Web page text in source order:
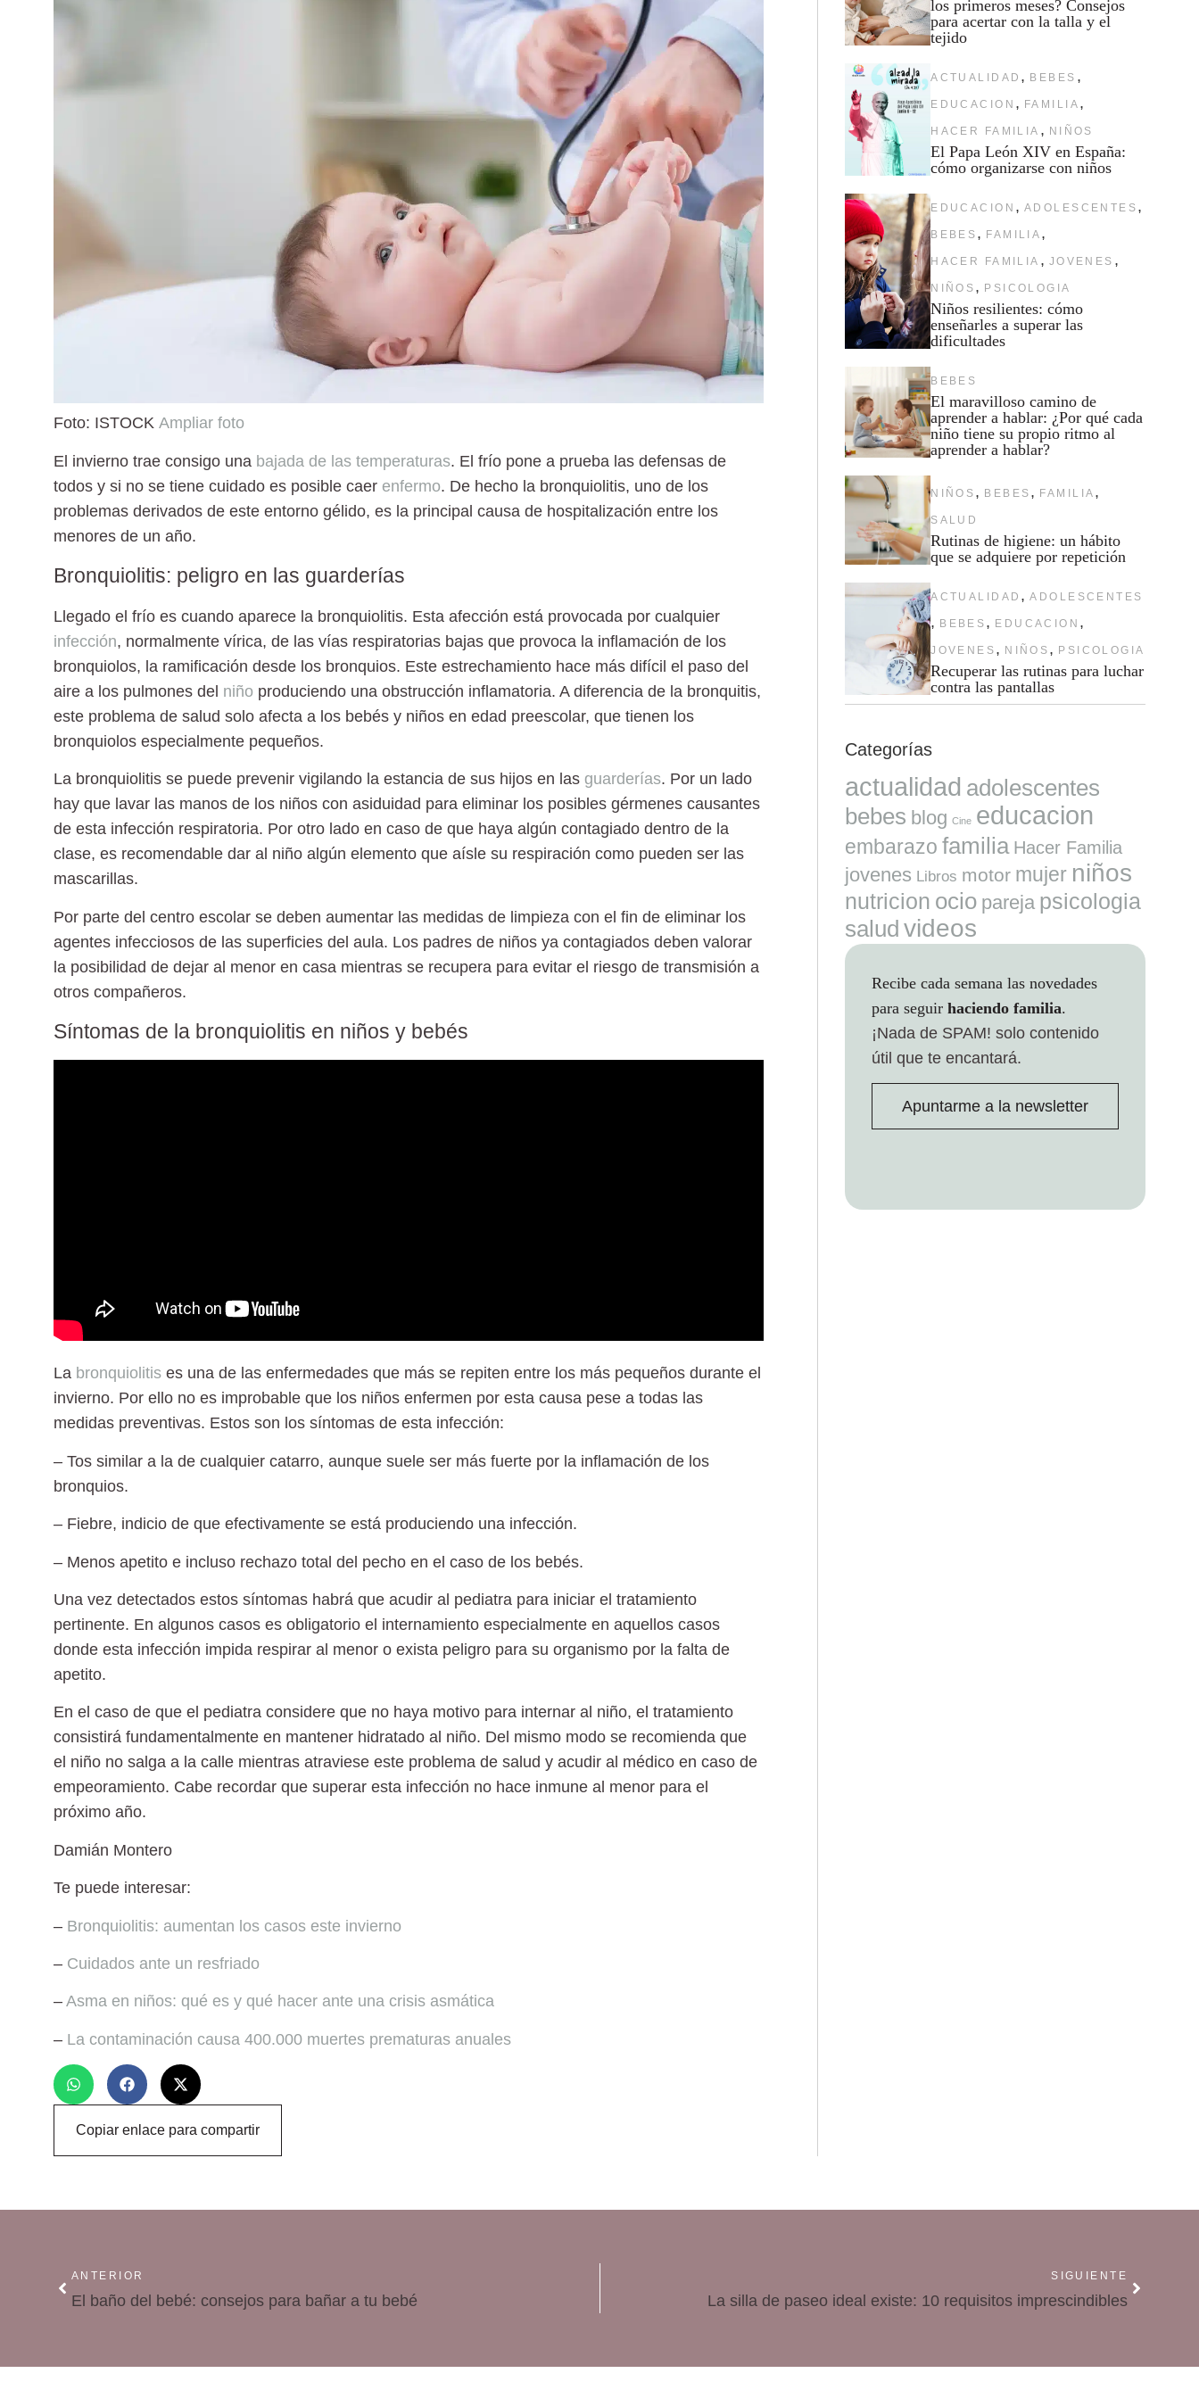
Foto: ISTOCK Ampliar foto
El invierno trae consigo una bajada de las temperaturas. El frío pone a prueba las defensas de
todos y si no se tiene cuidado es posible caer enfermo. De hecho la bronquiolitis, uno de los
problemas derivados de este entorno gélido, es la principal causa de hospitalización entre los
menores de un año.
Bronquiolitis: peligro en las guarderías
Llegado el frío es cuando aparece la bronquiolitis. Esta afección está provocada por cualquier
infección, normalmente vírica, de las vías respiratorias bajas que provoca la inflamación de los
bronquiolos, la ramificación desde los bronquios. Este estrechamiento hace más difícil el paso del
aire a los pulmones del niño produciendo una obstrucción inflamatoria. A diferencia de la bronquitis,
este problema de salud solo afecta a los bebés y niños en edad preescolar, que tienen los
bronquiolos especialmente pequeños.
La bronquiolitis se puede prevenir vigilando la estancia de sus hijos en las guarderías. Por un lado
hay que lavar las manos de los niños con asiduidad para eliminar los posibles gérmenes causantes
de esta infección respiratoria. Por otro lado en caso de que haya algún contagiado dentro de la
clase, es recomendable dar al niño algún elemento que aísle su respiración como pueden ser las
mascarillas.
Por parte del centro escolar se deben aumentar las medidas de limpieza con el fin de eliminar los
agentes infecciosos de las superficies del aula. Los padres de niños ya contagiados deben valorar
la posibilidad de dejar al menor en casa mientras se recupera para evitar el riesgo de transmisión a
otros compañeros.
Síntomas de la bronquiolitis en niños y bebés
La bronquiolitis es una de las enfermedades que más se repiten entre los más pequeños durante el
invierno. Por ello no es improbable que los niños enfermen por esta causa pese a todas las
medidas preventivas. Estos son los síntomas de esta infección:
– Tos similar a la de cualquier catarro, aunque suele ser más fuerte por la inflamación de los
bronquios.
– Fiebre, indicio de que efectivamente se está produciendo una infección.
– Menos apetito e incluso rechazo total del pecho en el caso de los bebés.
Una vez detectados estos síntomas habrá que acudir al pediatra para iniciar el tratamiento
pertinente. En algunos casos es obligatorio el internamiento especialmente en aquellos casos
donde esta infección impida respirar al menor o exista peligro para su organismo por la falta de
apetito.
En el caso de que el pediatra considere que no haya motivo para internar al niño, el tratamiento
consistirá fundamentalmente en mantener hidratado al niño. Del mismo modo se recomienda que
el niño no salga a la calle mientras atraviese este problema de salud y acudir al médico en caso de
empeoramiento. Cabe recordar que superar esta infección no hace inmune al menor para el
próximo año.
Damián Montero
Te puede interesar:
– Bronquiolitis: aumentan los casos este invierno
– Cuidados ante un resfriado
– Asma en niños: qué es y qué hacer ante una crisis asmática
– La contaminación causa 400.000 muertes prematuras anuales
Copiar enlace para compartir
los primeros meses? Consejos
para acertar con la talla y el
tejido
ACTUALIDAD , BEBES ,
EDUCACION , FAMILIA ,
HACER FAMILIA , NIÑOS
El Papa León XIV en España:
cómo organizarse con niños
EDUCACION , ADOLESCENTES ,
BEBES , FAMILIA ,
HACER FAMILIA , JOVENES ,
NIÑOS , PSICOLOGIA
Niños resilientes: cómo
enseñarles a superar las
dificultades
BEBES
El maravilloso camino de
aprender a hablar: ¿Por qué cada
niño tiene su propio ritmo al
aprender a hablar?
NIÑOS , BEBES , FAMILIA ,
SALUD
Rutinas de higiene: un hábito
que se adquiere por repetición
ACTUALIDAD , ADOLESCENTES
, BEBES , EDUCACION ,
JOVENES , NIÑOS , PSICOLOGIA
Recuperar las rutinas para luchar
contra las pantallas
Categorías
actualidad adolescentes
bebes blog Cine educacion
embarazo familia Hacer Familia
jovenes Libros motor mujer niños
nutricion ocio pareja psicologia
salud videos
Recibe cada semana las novedades
para seguir haciendo familia.
¡Nada de SPAM! solo contenido
útil que te encantará.
Apuntarme a la newsletter
ANTERIOR
El baño del bebé: consejos para bañar a tu bebé
SIGUIENTE
La silla de paseo ideal existe: 10 requisitos imprescindibles